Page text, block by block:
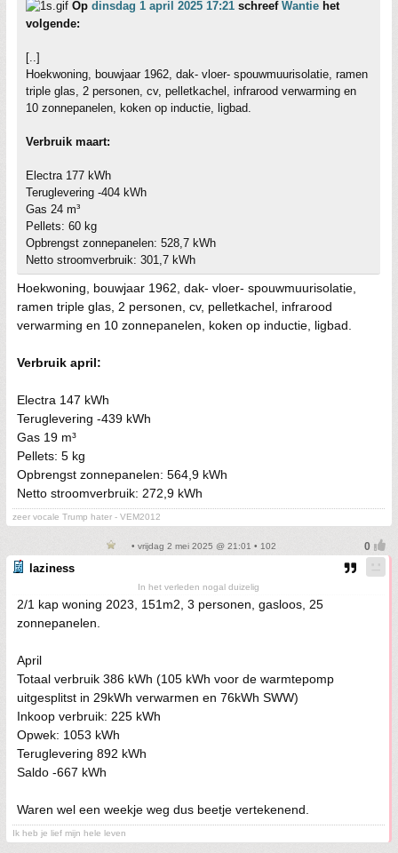
Op dinsdag 1 april 2025 17:21 schreef Wantie het
volgende:
[..]
Hoekwoning, bouwjaar 1962, dak- vloer- spouwmuurisolatie, ramen
triple glas, 2 personen, cv, pelletkachel, infrarood verwarming en
10 zonnepanelen, koken op inductie, ligbad.
Verbruik maart:
Electra 177 kWh
Teruglevering -404 kWh
Gas 24 m³
Pellets: 60 kg
Opbrengst zonnepanelen: 528,7 kWh
Netto stroomverbruik: 301,7 kWh
Hoekwoning, bouwjaar 1962, dak- vloer- spouwmuurisolatie,
ramen triple glas, 2 personen, cv, pelletkachel, infrarood
verwarming en 10 zonnepanelen, koken op inductie, ligbad.
Verbruik april:
Electra 147 kWh
Teruglevering -439 kWh
Gas 19 m³
Pellets: 5 kg
Opbrengst zonnepanelen: 564,9 kWh
Netto stroomverbruik: 272,9 kWh
zeer vocale Trump hater - VEM2012
• vrijdag 2 mei 2025 @ 21:01 • 102
laziness
In het verleden nogal duizelig
2/1 kap woning 2023, 151m2, 3 personen, gasloos, 25
zonnepanelen.
April
Totaal verbruik 386 kWh (105 kWh voor de warmtepomp
uitgesplitst in 29kWh verwarmen en 76kWh SWW)
Inkoop verbruik: 225 kWh
Opwek: 1053 kWh
Teruglevering 892 kWh
Saldo -667 kWh
Waren wel een weekje weg dus beetje vertekenend.
Ik heb je lief mijn hele leven